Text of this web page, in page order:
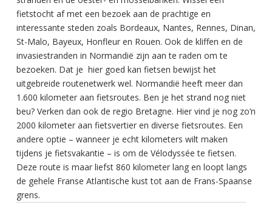
fietstocht af met een bezoek aan de prachtige en
interessante steden zoals Bordeaux, Nantes, Rennes, Dinan,
St-Malo, Bayeux, Honfleur en Rouen. Ook de kliffen en de
invasiestranden in Normandië zijn aan te raden om te
bezoeken. Dat je hier goed kan fietsen bewijst het
uitgebreide routenetwerk wel. Normandië heeft meer dan
1.600 kilometer aan fietsroutes. Ben je het strand nog niet
beu? Verken dan ook de regio Bretagne. Hier vind je nog zo’n
2000 kilometer aan fietsvertier en diverse fietsroutes. Een
andere optie – wanneer je echt kilometers wilt maken
tijdens je fietsvakantie – is om de Vélodyssée te fietsen.
Deze route is maar liefst 860 kilometer lang en loopt langs
de gehele Franse Atlantische kust tot aan de Frans-Spaanse
grens.